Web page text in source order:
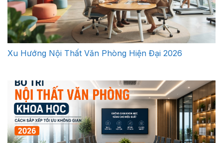
Xu Hướng Nội Thất Văn Phòng Hiện Đại 2026